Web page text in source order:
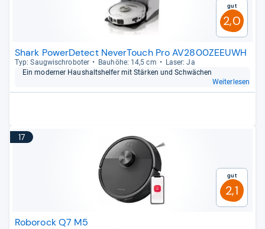
Gut
2,0
Shark PowerDetect NeverTouch Pro AV2800ZEEUWH
Typ: Saug­wisch­ro­bo­ter Bau­höhe: 14,5 cm
Laser: Ja
Ein moder­ner Haus­halts­hel­fer mit Stär­ken und Schwä­chen
Weiterlesen
17
Gut
2,1
Roborock Q7 M5